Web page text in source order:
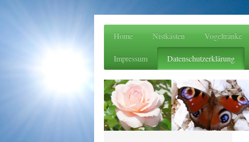
Home Nistkästen Vogeltränke
Impressum Datenschutzerklärung